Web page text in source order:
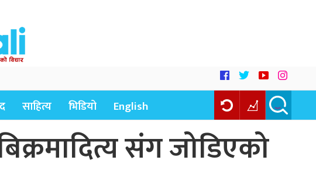
साहित्य भिडियो English
संग जोडिएको